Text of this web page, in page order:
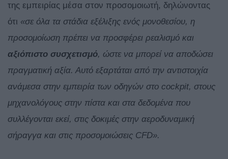
της εμπειρίας μέσα στον προσομοιωτή, δηλώνοντας
ότι «σε όλα τα στάδια εξέλιξης ενός μονοθεσίου, η
προσομοίωση πρέπει να προσφέρει ρεαλισμό και
αξιόπιστο συσχετισμό, ώστε να μπορεί να αποδώσει
πραγματική αξία. Αυτό εξαρτάται από την αντιστοιχία
ανάμεσα στην εμπειρία των οδηγών στο cockpit, στους
μηχανολόγους στην πίστα και στα δεδομένα που
συλλέγονται εκεί, στις δοκιμές στην αεροδυναμική
σήραγγα και στις προσομοιώσεις CFD».